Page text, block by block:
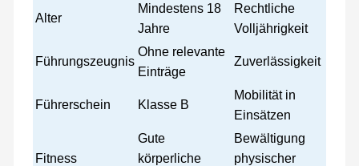
Alter
Mindestens 18
Jahre
Rechtliche
Volljährigkeit
Führungszeugnis
Ohne relevante
Einträge
Zuverlässigkeit
Führerschein Klasse B
Mobilität in
Einsätzen
Fitness
Gute
körperliche
Bewältigung
physischer